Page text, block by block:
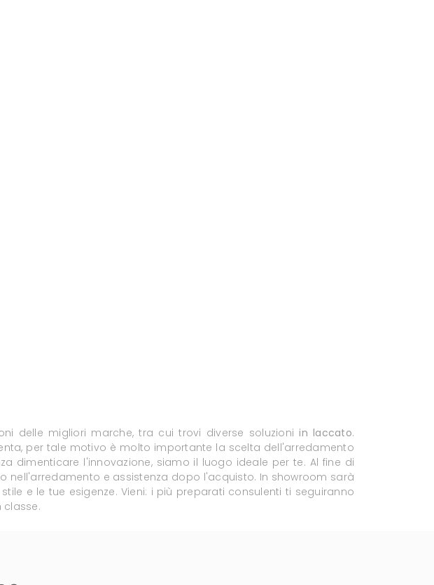
delle migliori marche, tra cui trovi diverse soluzioniin laccato.
per tale motivo è molto importante la scelta dell'arredamento
dimenticare l'innovazione, siamo il luogo ideale per te. Al fine di
nell'arredamento e assistenza dopo l'acquisto. In showroom sarà
e le tue esigenze. Vieni: i più preparati consulenti ti seguiranno
classe.